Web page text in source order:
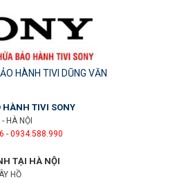
HÀNH TIVI DŨNG VĂN
HÀNH TIVI SONY
HÀ NỘI
- 0934.588.990
TẠI HÀ NỘI
HỒ